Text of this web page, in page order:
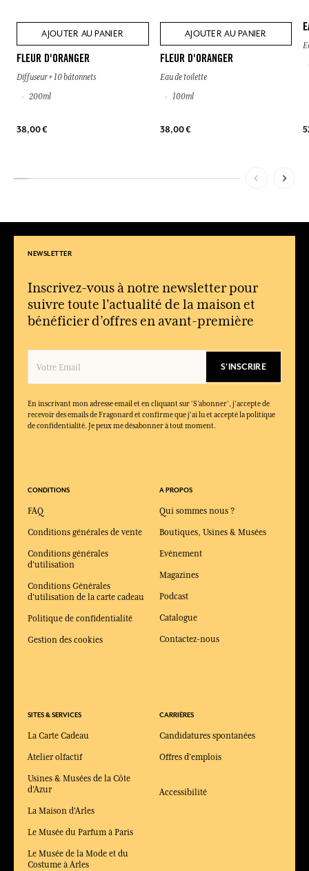
AJOUTER AU PANIER
FLEUR D'ORANGER
Diffuseur + 10 bâtonnets
200ml
38,00 €
AJOUTER AU PANIER
FLEUR D'ORANGER
Eau de toilette
100ml
38,00 €
NEWSLETTER
Inscrivez-vous à notre newsletter pour
suivre toute l'actualité de la maison et
bénéficier d’offres en avant-première
S'INSCRIRE
En inscrivant mon adresse email et en cliquant sur ‘S’abonner’, j'accepte de
recevoir des emails de Fragonard et confirme que j'ai lu et accepté la politique
de confidentialité. Je peux me désabonner à tout moment.
CONDITIONS
FAQ
Conditions générales de vente
Conditions générales
d'utilisation
Conditions Générales
d'utilisation de la carte cadeau
Politique de confidentialité
Gestion des cookies
SITES & SERVICES
La Carte Cadeau
Atelier olfactif
Usines & Musées de la Côte
d'Azur
La Maison d'Arles
Le Musée du Parfum à Paris
Le Musée de la Mode et du
Costume à Arles
A PROPOS
Qui sommes nous ?
Boutiques, Usines & Musées
Evénement
Magazines
Podcast
Catalogue
Contactez-nous
CARRIÈRES
Candidatures spontanées
Offres d'emplois
Accessibilité